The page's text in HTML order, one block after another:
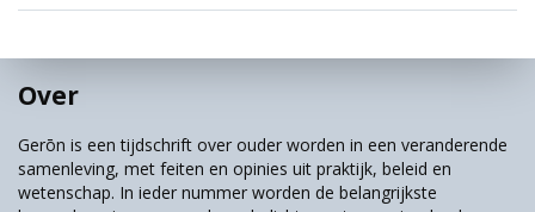
Over
Gerōn is een tijdschrift over ouder worden in een veranderende
samenleving, met feiten en opinies uit praktijk, beleid en
wetenschap. In ieder nummer worden de belangrijkste